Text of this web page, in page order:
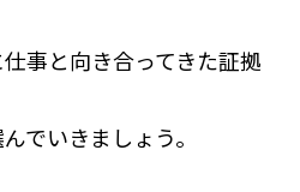
事と向き合ってきた証拠
でいきましょう。